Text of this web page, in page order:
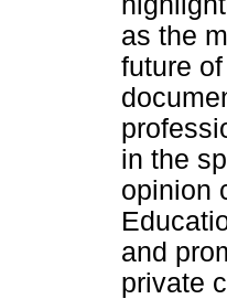
as the
future
in the
opinion
and
private